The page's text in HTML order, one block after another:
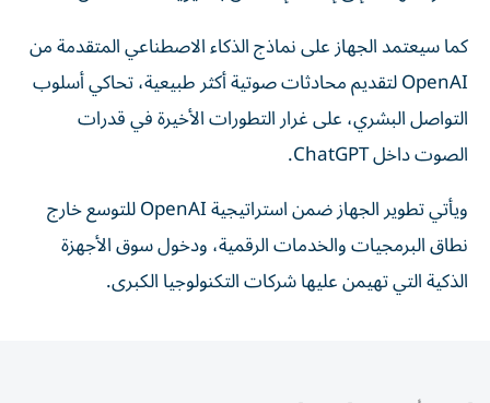
كما سيعتمد الجهاز على نماذج الذكاء الاصطناعي المتقدمة من
OpenAI لتقديم محادثات صوتية أكثر طبيعية، تحاكي أسلوب
التواصل البشري، على غرار التطورات الأخيرة في قدرات
الصوت داخل ChatGPT.
ويأتي تطوير الجهاز ضمن استراتيجية OpenAI للتوسع خارج
نطاق البرمجيات والخدمات الرقمية، ودخول سوق الأجهزة
الذكية التي تهيمن عليها شركات التكنولوجيا الكبرى.